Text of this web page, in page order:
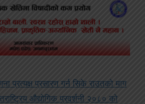
प्रत्यक्ष प्रसारण गर्न सिके राउतको माग
औद्योगिक प्रदर्शनी २०८० को